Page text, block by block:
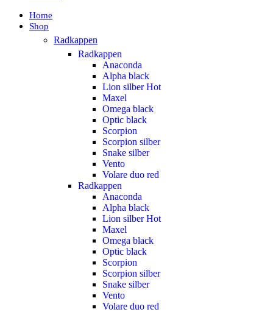
Home
Shop
Radkappen
Radkappen
Anaconda
Alpha black
Lion silberHot
Maxel
Omega black
Optic black
Scorpion
Scorpion silber
Snake silber
Vento
Volare duo red
Radkappen
Anaconda
Alpha black
Lion silberHot
Maxel
Omega black
Optic black
Scorpion
Scorpion silber
Snake silber
Vento
Volare duo red